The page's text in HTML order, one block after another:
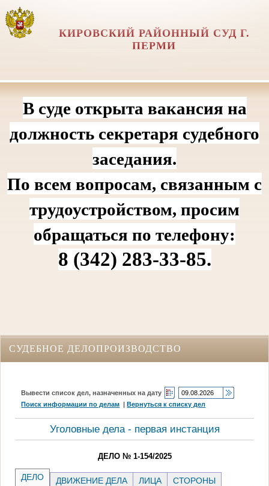
КИРОВСКИЙ РАЙОННЫЙ СУД Г.
ПЕРМИ
В суде открыта вакансия на
должность секретаря судебного
заседания.
По всем вопросам, связанным с
трудоустройством, просим
обращаться по телефону:
8 (342) 283‑33‑85.
СУДЕБНОЕ ДЕЛОПРОИЗВОДСТВО
Вывести список дел, назначенных на дату
Поиск информации по делам |Вернуться к списку дел
Уголовные дела - первая инстанция
ДЕЛО № 1-154/2025
ДЕЛО ДВИЖЕНИЕ ДЕЛА ЛИЦА СТОРОНЫ